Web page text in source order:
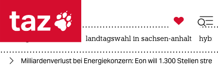
 taz zahl ich
taz zahl ich

taz zahl ich
landtagswahl in sachsen-anhalt
Milliardenverlust bei Energiekonzern: Eon will 1.300 Stellen